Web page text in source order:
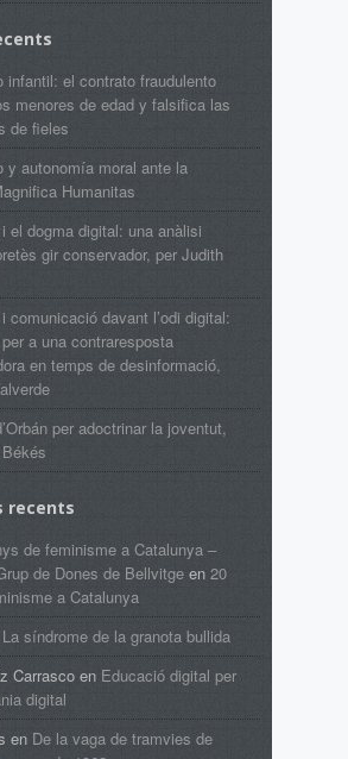
infantil: el contrato fraudulento
menores de edad y falsifica las
de fieles
y autonomía moral ante la
Humanitas
el dogma digital: una anàlisi
gir conservador, per Judith
comunicació davant l’odi digital:
a una contraresposta
en temps de desinformació,
per adoctrinar la joventut,
recents
de feminisme a Catalunya –
de Dones de Bellvitge en 20
a Catalunya
La síndrome de la granota bullida
Carrasco en Educació digital per
digital
en De la vaga de tramvies de